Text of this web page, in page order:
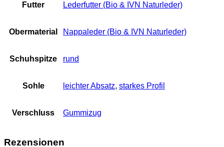
Futter Lederfutter (Bio & IVN Naturleder)
Obermaterial Nappaleder (Bio & IVN Naturleder)
Schuhspitze rund
Sohle leichter Absatz, starkes Profil
Verschluss Gummizug
Rezensionen